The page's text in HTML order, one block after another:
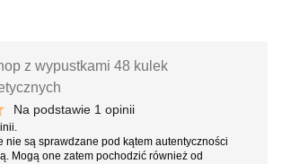
z wypustkami 48 kulek
Na podstawie 1 opinii
nie są sprawdzane pod kątem autentyczności
Mogą one zatem pochodzić również od